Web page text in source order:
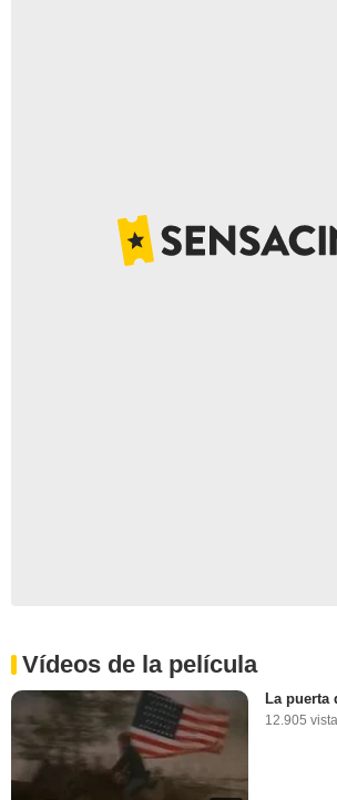
Vídeos de la película
La puerta
12.905